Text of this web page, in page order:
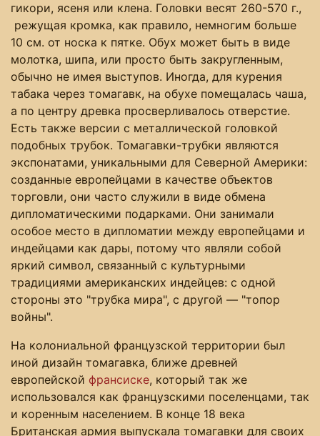
гикори, ясеня или клена. Головки весят 260-570 г.,
режущая кромка, как правило, немногим больше
10 см. от носка к пятке. Обух может быть в виде
молотка, шипа, или просто быть закругленным,
обычно не имея выступов. Иногда, для курения
табака через томагавк, на обухе помещалась чаша,
а по центру древка просверливалось отверстие.
Есть также версии с металлической головкой
подобных трубок. Томагавки-трубки являются
экспонатами, уникальными для Северной Америки:
созданные европейцами в качестве объектов
торговли, они часто служили в виде обмена
дипломатическими подарками. Они занимали
особое место в дипломатии между европейцами и
индейцами как дары, потому что являли собой
яркий символ, связанный с культурными
традициями американских индейцев: с одной
стороны это "трубка мира", с другой — "топор
войны".
На колониальной французской территории был
иной дизайн томагавка, ближе древней
европейской франсиске, который так же
использовался как французскими поселенцами, так
и коренным населением. В конце 18 века
Британская армия выпускала томагавки для своих